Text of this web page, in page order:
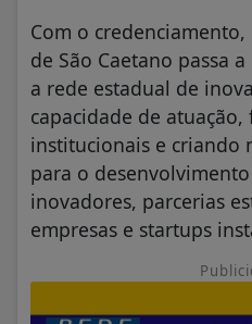
Com o
de São Caetano passa
a rede estadual de
capacidade de
institucionais e criando
para o
inovadores, parcerias
empresas e startups